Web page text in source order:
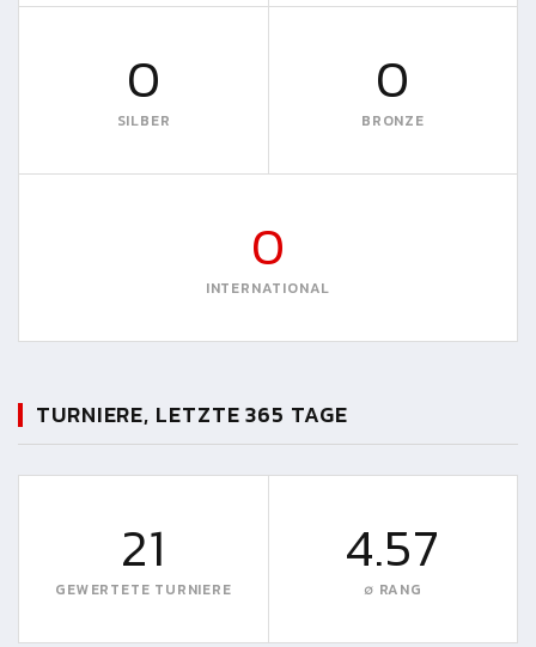
0
SILBER
0
BRONZE
0
INTERNATIONAL
TURNIERE, LETZTE 365 TAGE
21
GEWERTETE TURNIERE
4.57
∅ RANG